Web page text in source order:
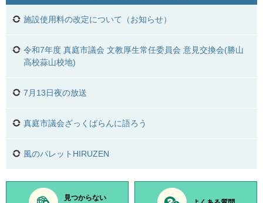
施設使用料の改定について（お知らせ）
令和7年度 真庭市議会 文教厚生常任委員会 意見交換会(勝山
高校蒜山校地)
7月13日夜の放送
真庭市議会ざっくばらんに語ろう
風のパレットHIRUZEN
見つからない